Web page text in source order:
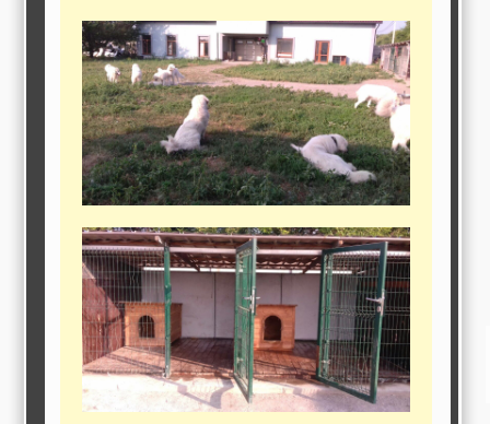
отделочные
материалы,
строительные
машины и техника,
все для
коммуникаций
Туризм, отдых,
путешествия,
авиакомпании, ж/д
перевозки,
пансионаты, отели,
Трудоустройство,
кадровые агентства,
крюининг
Программирование
сайта